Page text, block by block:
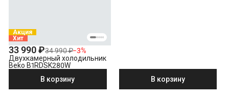
Акция
Хит
33 990 ₽34 990 ₽−3%
Двухкамерный холодильник
Beko B1RDSK280W
В корзину
В корзину